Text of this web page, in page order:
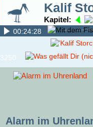
Kalif
Kapitel:
00:24:28
3250
Alarm im